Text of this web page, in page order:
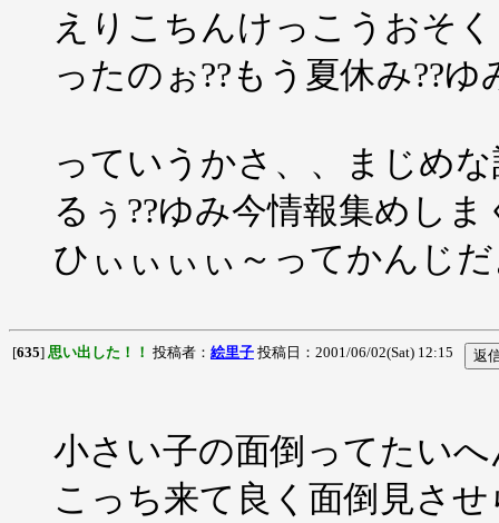
えりこちんけっこうおそ
ったのぉ??もう夏休み??
っていうかさ、、まじめ
るぅ??ゆみ今情報集めし
ひぃぃぃぃ～ってかんじ
[635] 思い出した！！ 投稿者： 絵里子 投稿日：2001/06/02(Sat) 12:15
小さい子の面倒ってたい
こっち来て良く面倒見さ